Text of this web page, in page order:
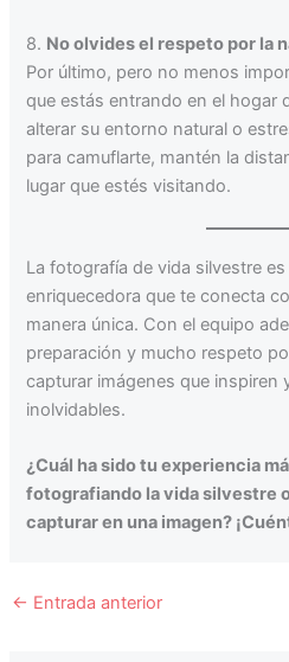
8. No olvides el respeto por la
Por último, pero no menos
que estás entrando en el hogar
alterar su entorno natural o
para camuflarte, mantén la
lugar que estés visitando.
La fotografía de vida silvestre
enriquecedora que te conecta
manera única. Con el equipo
preparación y mucho respeto
capturar imágenes que inspiren
inolvidables.
¿Cuál ha sido tu experiencia
fotografiando la vida silvestre
capturar en una imagen?
← Entrada anterior